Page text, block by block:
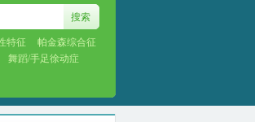
特征
帕金森综合征
舞蹈/手足徐动症